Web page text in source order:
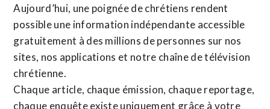
Aujourd’hui, une poignée de chrétiens rendent
possible une information indépendante accessible
gratuitement à des millions de personnes sur nos
sites, nos applications et notre chaîne de télévision
chrétienne.
Chaque article, chaque émission, chaque reportage,
chaque enquête existe uniquement grâce à votre